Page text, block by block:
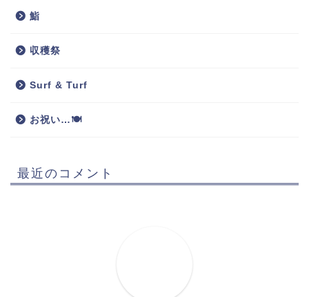
鮨
収穫祭
Surf & Turf
お祝い…🍽
最近のコメント